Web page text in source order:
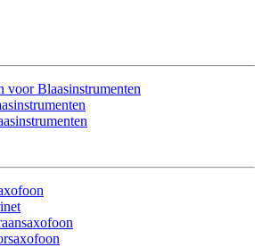
voor Blaasinstrumenten